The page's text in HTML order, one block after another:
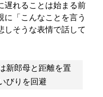
遅れることは始まる前
に「こんなことを言う
しそうな表情で話して
新郎母と距離を置
びりを回避